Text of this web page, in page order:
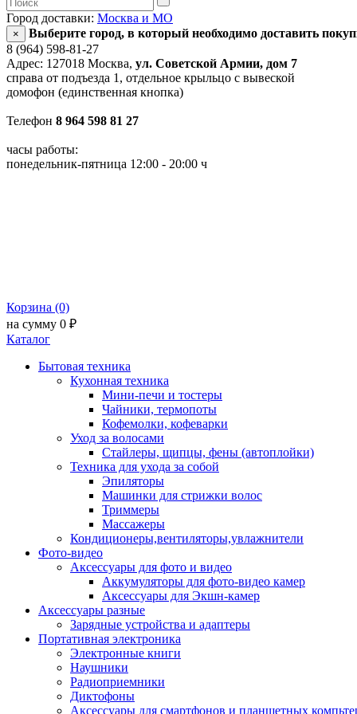
Город доставки: Москва и МО
×
Выберите город, в который необходимо доставить
8 (964) 598-81-27
Адрес: 127018 Москва, ул. Советской Армии, дом 7
справа от подъезда 1, отдельное крыльцо с вывеской
домофон (единственная кнопка)
Телефон 8 964 598 81 27
часы работы:
понедельник-пятница 12:00 - 20:00 ч
Корзина (0)
на сумму 0 ₽
Каталог
Бытовая техника
Кухонная техника
Мини-печи и тостеры
Чайники, термопоты
Кофемолки, кофеварки
Уход за волосами
Стайлеры, щипцы, фены (автоплойки)
Техника для ухода за собой
Эпиляторы
Машинки для стрижки волос
Триммеры
Массажеры
Кондиционеры,вентиляторы,увлажнители
Фото-видео
Аксессуары для фото и видео
Аккумуляторы для фото-видео камер
Аксессуары для Экшн-камер
Аксессуары разные
Зарядные устройства и адаптеры
Портативная электроника
Электронные книги
Наушники
Радиоприемники
Диктофоны
Аксессуары для смартфонов и планшетных